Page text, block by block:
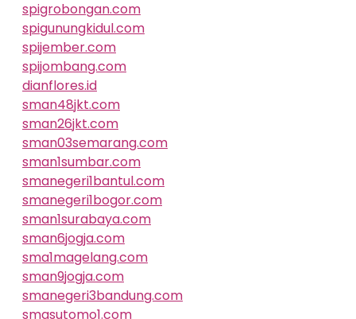
spigrobongan.com
spigunungkidul.com
spijember.com
spijombang.com
dianflores.id
sman48jkt.com
sman26jkt.com
sman03semarang.com
sman1sumbar.com
smanegeri1bantul.com
smanegeri1bogor.com
sman1surabaya.com
sman6jogja.com
sma1magelang.com
sman9jogja.com
smanegeri3bandung.com
smasutomo1.com